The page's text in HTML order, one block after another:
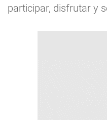
participar, disfrutar y